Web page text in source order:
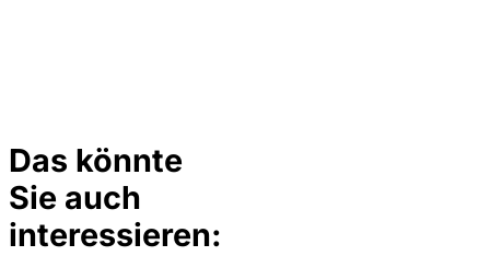
Das könnte
Sie auch
interessieren: